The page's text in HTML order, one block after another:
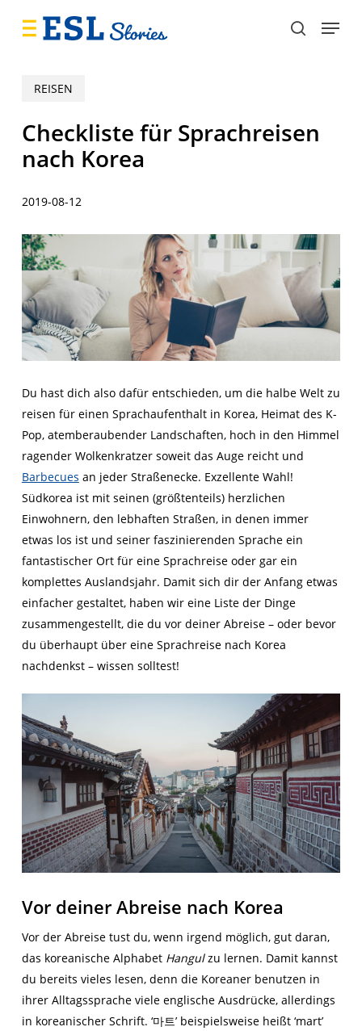
search
Menu
REISEN
Checkliste für Sprachreisen
nach Korea
2019-08-12
Du hast dich also dafür entschieden, um die halbe Welt zu
reisen für einen Sprachaufenthalt in Korea, Heimat des K-
Pop, atemberaubender Landschaften, hoch in den Himmel
ragender Wolkenkratzer soweit das Auge reicht und
Barbecues an jeder Straßenecke. Exzellente Wahl!
Südkorea ist mit seinen (größtenteils) herzlichen
Einwohnern, den lebhaften Straßen, in denen immer
etwas los ist und seiner faszinierenden Sprache ein
fantastischer Ort für eine Sprachreise oder gar ein
komplettes Auslandsjahr. Damit sich dir der Anfang etwas
einfacher gestaltet, haben wir eine Liste der Dinge
zusammengestellt, die du vor deiner Abreise – oder bevor
du überhaupt über eine Sprachreise nach Korea
nachdenkst – wissen solltest!
Vor deiner Abreise nach Korea
Vor der Abreise tust du, wenn irgend möglich, gut daran,
das koreanische Alphabet Hangulzu lernen. Damit kannst
du bereits vieles lesen, denn die Koreaner benutzen in
ihrer Alltagssprache viele englische Ausdrücke, allerdings
in koreanischer Schrift. ‘마트’ beispielsweise heißt ‘mart’